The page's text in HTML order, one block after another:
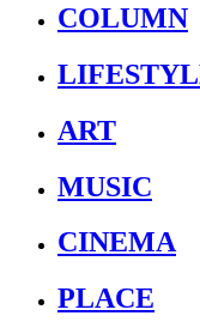
COLUMN
ART
MUSIC
CINEMA
PLACE